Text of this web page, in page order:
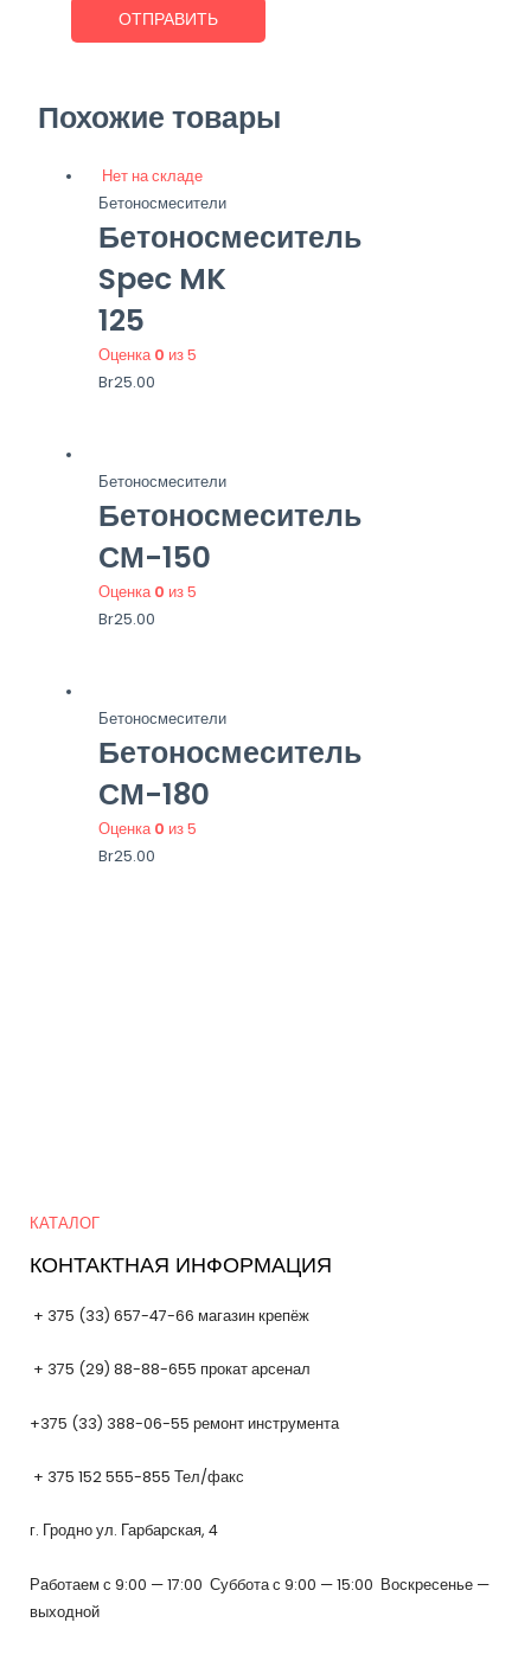
Похожие товары
Нет на складе
Бетоносмесители
Бетоносмеситель
Spec MK
125
Оценка0 из 5
Br25.00
Бетоносмесители
Бетоносмеситель
СМ-150
Оценка0 из 5
Br25.00
Бетоносмесители
Бетоносмеситель
СМ-180
Оценка0 из 5
Br25.00
КАТАЛОГ
КОНТАКТНАЯ ИНФОРМАЦИЯ
+ 375 (33) 657-47-66 магазин крепёж
+ 375 (29) 88-88-655 прокат арсенал
+375 (33) 388-06-55 ремонт инструмента
+ 375 152 555-855 Тел/факс
г. Гродно ул. Гарбарская, 4
Работаем с 9:00 — 17:00 Суббота с 9:00 — 15:00 Воскресенье —
выходной